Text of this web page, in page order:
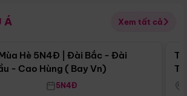
Á Xem tất cả
Điểm nổi bật
Hè 5N4Đ | Đài Bắc - Đài
- Cao Hùng ( Bay Vn)
5N4Đ